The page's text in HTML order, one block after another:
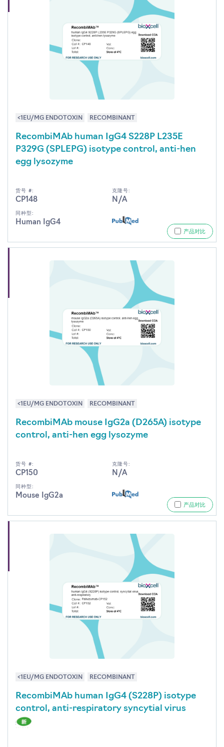
<1EU/MG ENDOTOXIN RECOMBINANT
RecombiMAb human IgG4 S228P L235E
P329G (SPLEPG) isotype control, anti-hen
egg lysozyme
货号 #:
CP148
克隆号:
N/A
同种型:
Human IgG4
产品对比
<1EU/MG ENDOTOXIN RECOMBINANT
RecombiMAb mouse IgG2a (D265A) isotype
control, anti-hen egg lysozyme
货号 #:
CP150
克隆号:
N/A
同种型:
Mouse IgG2a
产品对比
<1EU/MG ENDOTOXIN RECOMBINANT
RecombiMAb human IgG4 (S228P) isotype
control, anti-respiratory syncytial virus